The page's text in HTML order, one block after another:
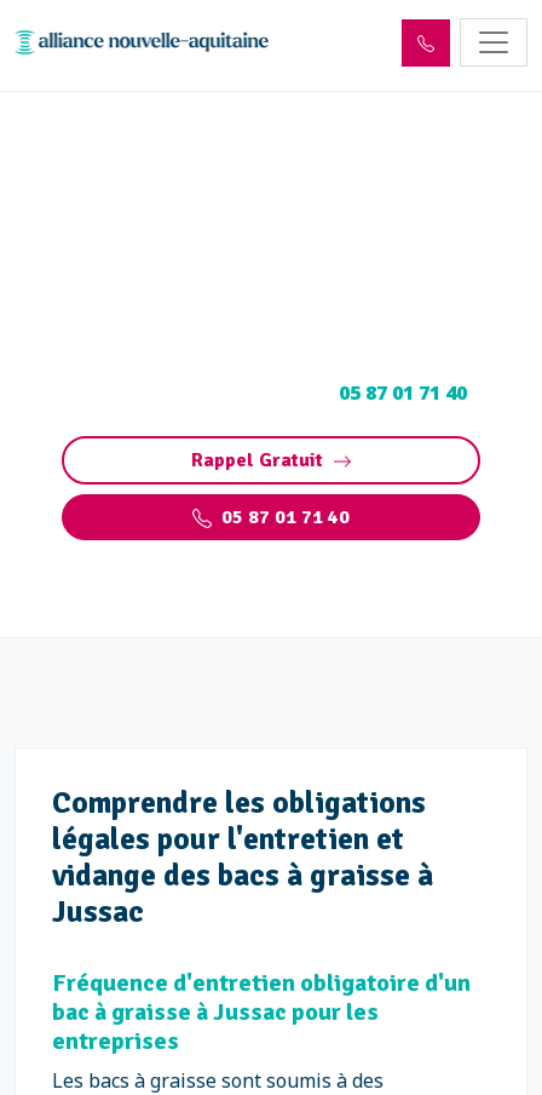
05 87 01 71 40
Rappel Gratuit
05 87 01 71 40
Comprendre les obligations
légales pour l'entretien et
vidange des bacs à graisse à
Jussac
Fréquence d'entretien obligatoire d'un
bac à graisse à Jussac pour les
entreprises
Les bacs à graisse sont soumis à des